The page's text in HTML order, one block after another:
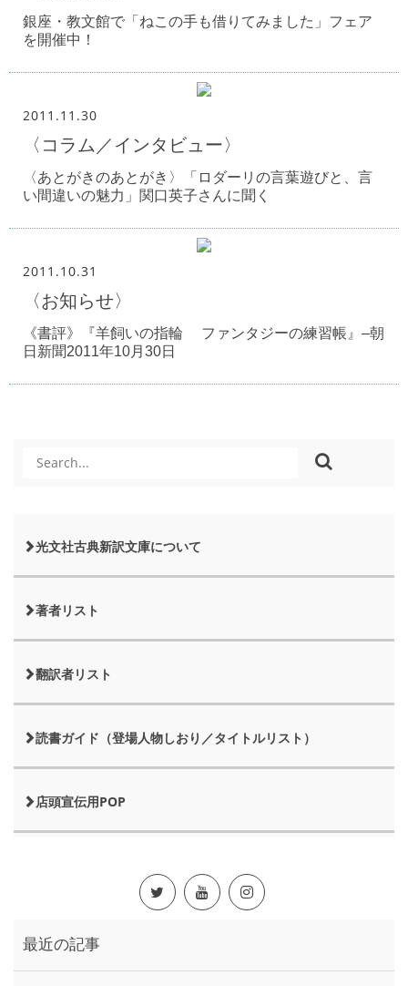
銀座・教文館で「ねこの手も借りてみました」フェア
を開催中！
2011.11.30
〈コラム／インタビュー〉
〈あとがきのあとがき〉「ロダーリの言葉遊びと、言
い間違いの魅力」関口英子さんに聞く
2011.10.31
〈お知らせ〉
《書評》『羊飼いの指輪 ファンタジーの練習帳』–朝
日新聞2011年10月30日
光文社古典新訳文庫について
著者リスト
翻訳者リスト
読書ガイド（登場人物しおり／タイトルリスト）
店頭宣伝用POP
最近の記事